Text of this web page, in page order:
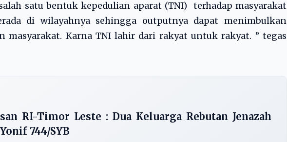
satu bentuk kepedulian aparat (TNI) terhadap masyarakat
di wilayahnya sehingga outputnya dapat menimbulkan
masyarakat. Karna TNI lahir dari rakyat untuk rakyat. ” tegas
RI-Timor Leste : Dua Keluarga Rebutan Jenazah
744/SYB